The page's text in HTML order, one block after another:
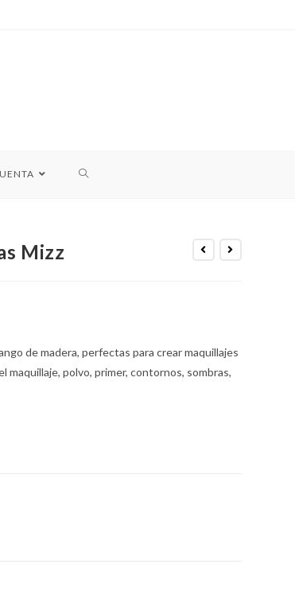
Mizz
de madera, perfectas para crear maquillajes
maquillaje, polvo, primer, contornos, sombras,